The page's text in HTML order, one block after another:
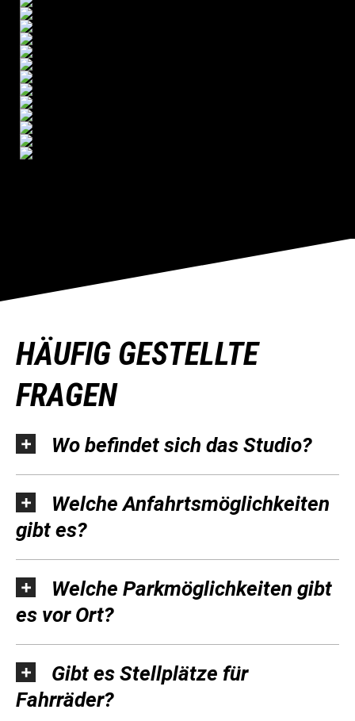
HÄUFIG GESTELLTE
FRAGEN
Wo befindet sich das Studio?
Welche Anfahrtsmöglichkeiten
gibt es?
Welche Parkmöglichkeiten gibt
es vor Ort?
Gibt es Stellplätze für
Fahrräder?